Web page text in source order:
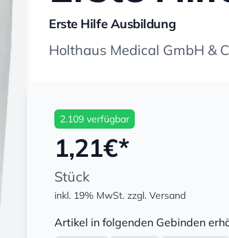
Erste Hilfe Ausbildung
Holthaus Medical GmbH &
2.109 verfügbar
1,21€*
Stück
inkl. 19% MwSt. zzgl. Versand
Artikel in folgenden Gebinden